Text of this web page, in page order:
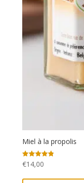
Miel à la propolis
Note
4.84
€14,00